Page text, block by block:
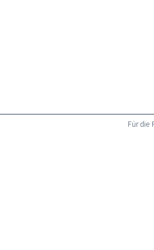
Für die